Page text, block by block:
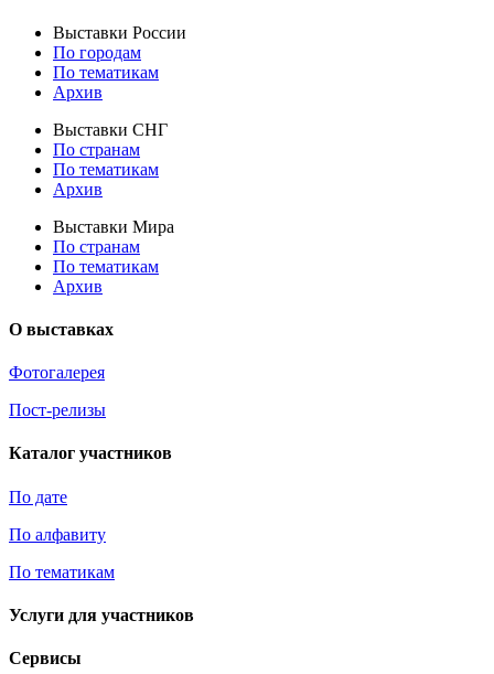
Выставки России
По городам
По тематикам
Архив
Выставки СНГ
По странам
По тематикам
Архив
Выставки Мира
По странам
По тематикам
Архив
О выставках
Фотогалерея
Пост-релизы
Каталог участников
По дате
По алфавиту
По тематикам
Услуги для участников
Сервисы